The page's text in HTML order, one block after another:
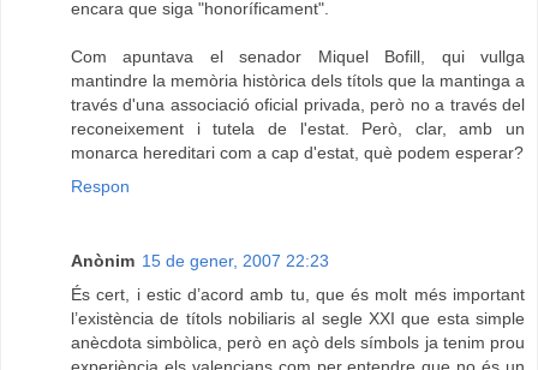
encara que siga "honoríficament".
Com apuntava el senador Miquel Bofill, qui vullga
mantindre la memòria històrica dels títols que la mantinga a
través d'una associació oficial privada, però no a través del
reconeixement i tutela de l'estat. Però, clar, amb un
monarca hereditari com a cap d'estat, què podem esperar?
Respon
Anònim 15 de gener, 2007 22:23
És cert, i estic d’acord amb tu, que és molt més important
l’existència de títols nobiliaris al segle XXI que esta simple
anècdota simbòlica, però en açò dels símbols ja tenim prou